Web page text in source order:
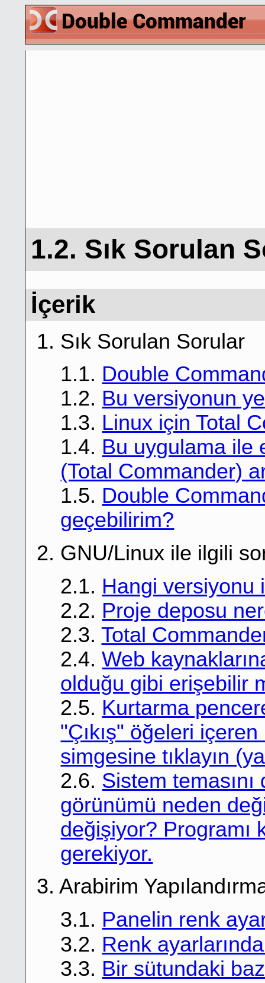
1.2. Sık Sorulan
İçerik
1. Sık Sorulan Sorular
1.1. Double
1.2. Bu versiyonun
1.3. Linux için Total
1.4. Bu uygulama ile
(Total Commander)
1.5. Double
geçebilirim?
2. GNU/Linux ile ilgili
2.1. Hangi versiyonu
2.2. Proje deposu
2.3.Total
2.4.Web
olduğu gibi erişebilir
2.5. Kurtarma
"Çıkış" öğeleri
simgesine tıklayın
2.6. Sistem
görünümü neden
değişiyor? Programı
gerekiyor.
3. Arabirim
3.1. Panelin renk
3.2. Renk
3.3. Bir sütundaki